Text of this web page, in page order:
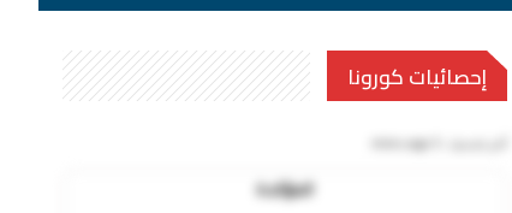
إحصائيات كورونا